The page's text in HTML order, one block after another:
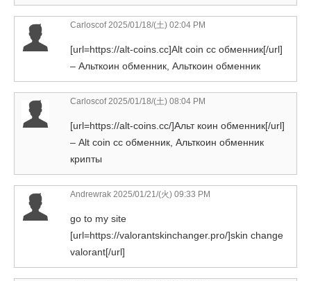
Carloscof2025/01/18/(土) 02:04 PM
[url=https://alt-coins.cc]Alt coin cc обменник[/url]
– Альткоин обменник, Альткоин обменник
Carloscof2025/01/18/(土) 08:04 PM
[url=https://alt-coins.cc/]Альт коин обменник[/url]
– Alt coin cc обменник, Альткоин обменник
крипты
Andrewrak 2025/01/21/(火) 09:33 PM
go to my site
[url=https://valorantskinchanger.pro/]skin change
valorant[/url]